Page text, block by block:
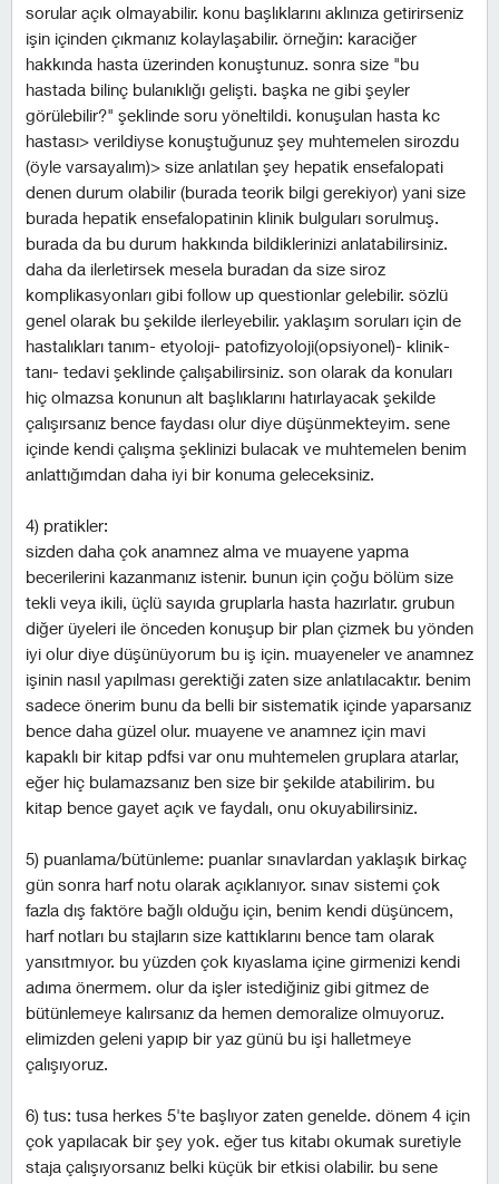
sorular açık olmayabilir. konu başlıklarını aklınıza getirirseniz
işin içinden çıkmanız kolaylaşabilir. örneğin: karaciğer
hakkında hasta üzerinden konuştunuz. sonra size "bu
hastada bilinç bulanıklığı gelişti. başka ne gibi şeyler
görülebilir?" şeklinde soru yöneltildi. konuşulan hasta kc
hastası> verildiyse konuştuğunuz şey muhtemelen sirozdu
(öyle varsayalım)> size anlatılan şey hepatik ensefalopati
denen durum olabilir (burada teorik bilgi gerekiyor) yani size
burada hepatik ensefalopatinin klinik bulguları sorulmuş.
burada da bu durum hakkında bildiklerinizi anlatabilirsiniz.
daha da ilerletirsek mesela buradan da size siroz
komplikasyonları gibi follow up questionlar gelebilir. sözlü
genel olarak bu şekilde ilerleyebilir. yaklaşım soruları için de
hastalıkları tanım- etyoloji- patofizyoloji(opsiyonel)- klinik-
tanı- tedavi şeklinde çalışabilirsiniz. son olarak da konuları
hiç olmazsa konunun alt başlıklarını hatırlayacak şekilde
çalışırsanız bence faydası olur diye düşünmekteyim. sene
içinde kendi çalışma şeklinizi bulacak ve muhtemelen benim
anlattığımdan daha iyi bir konuma geleceksiniz.
4) pratikler:
sizden daha çok anamnez alma ve muayene yapma
becerilerini kazanmanız istenir. bunun için çoğu bölüm size
tekli veya ikili, üçlü sayıda gruplarla hasta hazırlatır. grubun
diğer üyeleri ile önceden konuşup bir plan çizmek bu yönden
iyi olur diye düşünüyorum bu iş için. muayeneler ve anamnez
işinin nasıl yapılması gerektiği zaten size anlatılacaktır. benim
sadece önerim bunu da belli bir sistematik içinde yaparsanız
bence daha güzel olur. muayene ve anamnez için mavi
kapaklı bir kitap pdfsi var onu muhtemelen gruplara atarlar,
eğer hiç bulamazsanız ben size bir şekilde atabilirim. bu
kitap bence gayet açık ve faydalı, onu okuyabilirsiniz.
5) puanlama/bütünleme: puanlar sınavlardan yaklaşık birkaç
gün sonra harf notu olarak açıklanıyor. sınav sistemi çok
fazla dış faktöre bağlı olduğu için, benim kendi düşüncem,
harf notları bu stajların size kattıklarını bence tam olarak
yansıtmıyor. bu yüzden çok kıyaslama içine girmenizi kendi
adıma önermem. olur da işler istediğiniz gibi gitmez de
bütünlemeye kalırsanız da hemen demoralize olmuyoruz.
elimizden geleni yapıp bir yaz günü bu işi halletmeye
çalışıyoruz.
6) tus: tusa herkes 5'te başlıyor zaten genelde. dönem 4 için
çok yapılacak bir şey yok. eğer tus kitabı okumak suretiyle
staja çalışıyorsanız belki küçük bir etkisi olabilir. bu sene